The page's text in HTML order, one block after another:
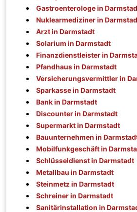
Gastroenterologe in
Nuklearmediziner in
Arzt in Darmstadt
Solarium in Darmstadt
Finanzdienstleister in
Pfandhaus in Darmstadt
Versicherungsvermittler in
Sparkasse in Darmstadt
Bank in Darmstadt
Discounter in Darmstadt
Supermarkt in Darmstadt
Bauunternehmen in
Mobilfunkgeschäft in
Schlüsseldienst in Darmstadt
Metallbau in Darmstadt
Steinmetz in Darmstadt
Schreiner in Darmstadt
Sanitärinstallation in